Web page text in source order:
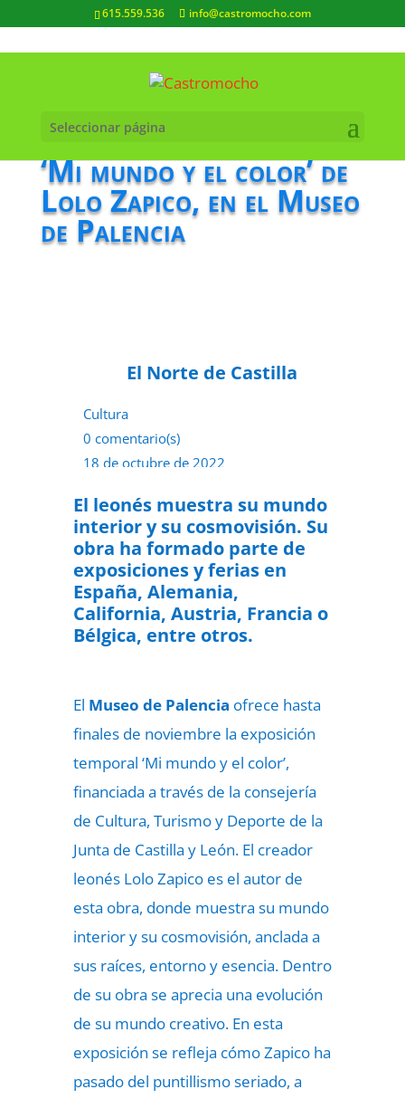
615.559.536 info@castromocho.com
Seleccionar página
‘Mi mundo y el color’ de
Lolo Zapico, en el Museo
de Palencia
El Norte de Castilla
Cultura
0 comentario(s)
18 de octubre de 2022
El leonés muestra su mundo
interior y su cosmovisión. Su
obra ha formado parte de
exposiciones y ferias en
España, Alemania,
California, Austria, Francia o
Bélgica, entre otros.
El Museo de Palencia ofrece hasta
finales de noviembre la exposición
temporal ‘Mi mundo y el color’,
financiada a través de la consejería
de Cultura, Turismo y Deporte de la
Junta de Castilla y León. El creador
leonés Lolo Zapico es el autor de
esta obra, donde muestra su mundo
interior y su cosmovisión, anclada a
sus raíces, entorno y esencia. Dentro
de su obra se aprecia una evolución
de su mundo creativo. En esta
exposición se refleja cómo Zapico ha
pasado del puntillismo seriado, a